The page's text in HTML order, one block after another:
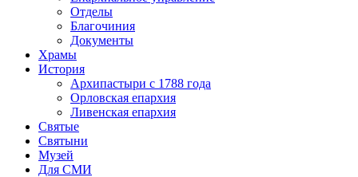
Отделы
Благочиния
Документы
Храмы
История
Архипастыри с 1788 года
Орловская епархия
Ливенская епархия
Святые
Святыни
Музей
Для СМИ